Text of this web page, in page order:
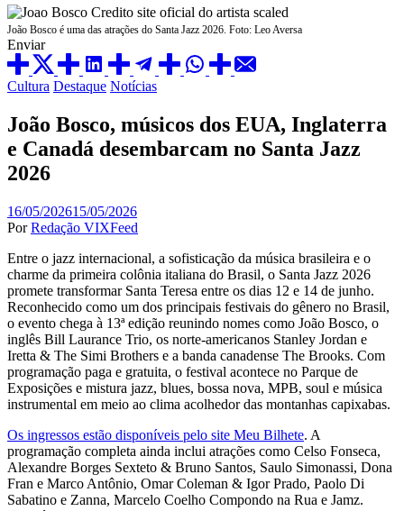
João Bosco é uma das atrações do Santa Jazz 2026. Foto: Leo Aversa
Enviar
Cultura Destaque Notícias
João Bosco, músicos dos EUA, Inglaterra
e Canadá desembarcam no Santa Jazz
2026
16/05/202615/05/2026
Por Redação VIXFeed
Entre o jazz internacional, a sofisticação da música brasileira e o
charme da primeira colônia italiana do Brasil, o Santa Jazz 2026
promete transformar Santa Teresa entre os dias 12 e 14 de junho.
Reconhecido como um dos principais festivais do gênero no Brasil,
o evento chega à 13ª edição reunindo nomes como João Bosco, o
inglês Bill Laurance Trio, os norte-americanos Stanley Jordan e
Iretta & The Simi Brothers e a banda canadense The Brooks. Com
programação paga e gratuita, o festival acontece no Parque de
Exposições e mistura jazz, blues, bossa nova, MPB, soul e música
instrumental em meio ao clima acolhedor das montanhas capixabas.
Os ingressos estão disponíveis pelo site Meu Bilhete. A
programação completa ainda inclui atrações como Celso Fonseca,
Alexandre Borges Sexteto & Bruno Santos, Saulo Simonassi, Dona
Fran e Marco Antônio, Omar Coleman & Igor Prado, Paolo Di
Sabatino e Zanna, Marcelo Coelho Compondo na Rua e Jamz.